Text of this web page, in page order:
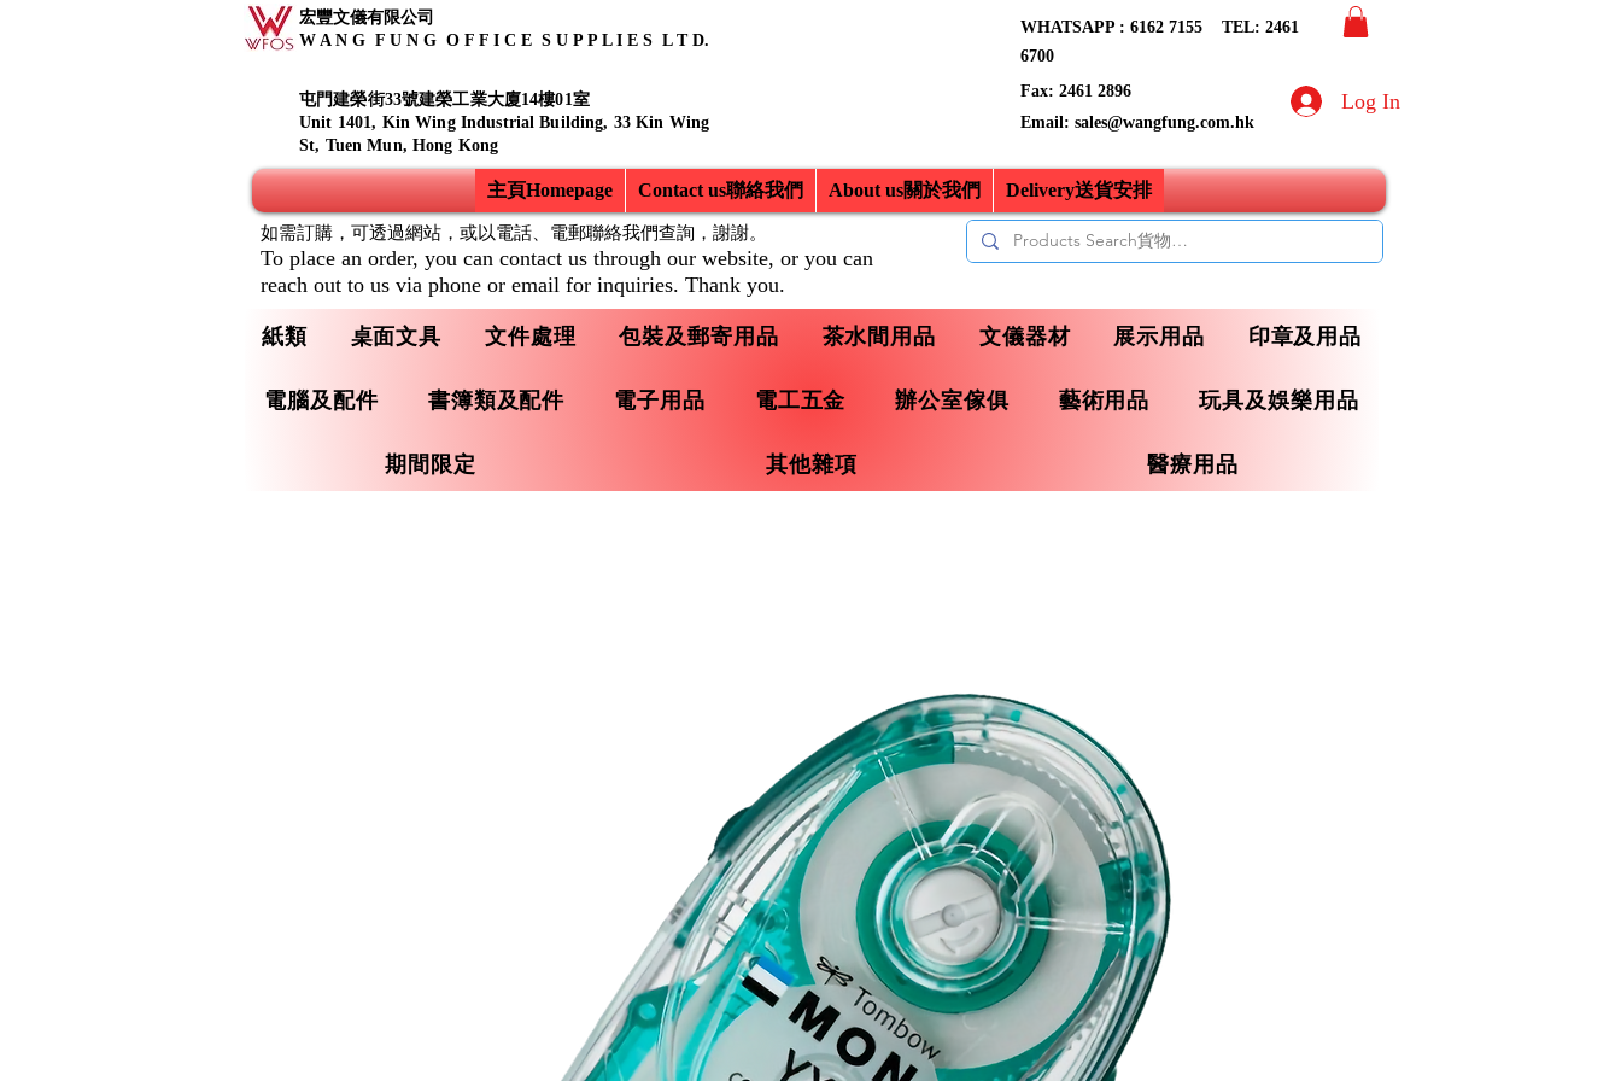
宏豐文儀有限公司
W A N G F U N G O F F I C E S U P P L I E S L T D.
屯門建榮街33號建榮工業大廈14樓01室
Unit 1401, Kin Wing Industrial Building, 33 Kin Wing
St, Tuen Mun, Hong Kong
WHATSAPP : 6162 7155​ TEL: 2461
6700
Fax: 2461 2896
Email: sales@wangfung.com.hk
Log In
主頁Homepage Contact us聯絡我們 About us關於我們 Delivery送貨安排
紙類 桌面文具 文件處理 包裝及郵寄用品 茶水間用品 文儀器材 展示用品 印章及用品
電腦及配件 書簿類及配件 電子用品 電工五金 辦公室傢俱 藝術用品 玩具及娛樂用品
期間限定 其他雜項 醫療用品
如需訂購，可透過網站，或以電話、電郵聯絡我們查詢， 謝謝。
To place an order, you can contact us through our website, or you can
reach out to us via phone or email for inquiries. Thank you.